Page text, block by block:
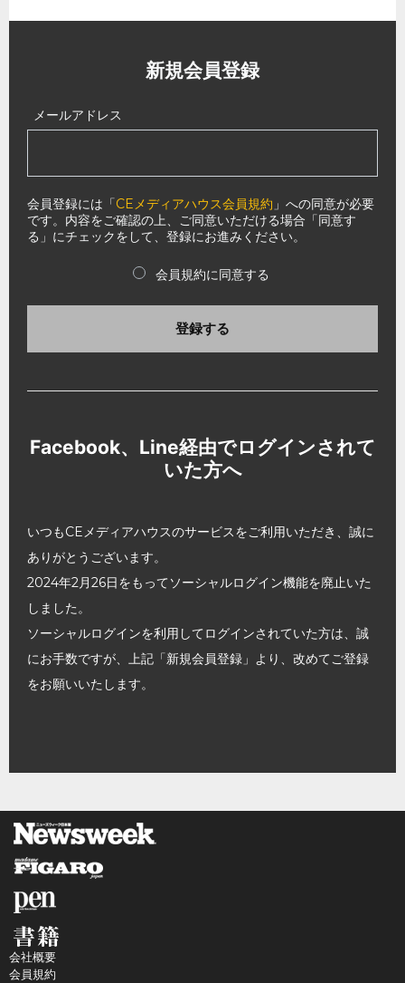
新規会員登録
メールアドレス
会員登録には「CEメディアハウス会員規約 」への同意が必要
です。内容をご確認の上、ご同意いただける場合「同意す
る」にチェックをして、登録にお進みください。
会員規約に同意する
登録する
Facebook、Line経由でログインされて
いた方へ
いつもCEメディアハウスのサービスをご利用いただき、誠に
ありがとうございます。
2024年2月26日をもってソーシャルログイン機能を廃止いた
しました。
ソーシャルログインを利用してログインされていた方は、誠
にお手数ですが、上記「新規会員登録」より、改めてご登録
をお願いいたします。
会社概要
会員規約